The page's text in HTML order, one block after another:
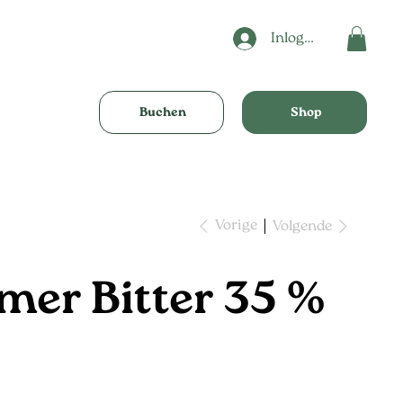
Inloggen
Buchen Shop
Vorige Volgende
Bitter 35 %